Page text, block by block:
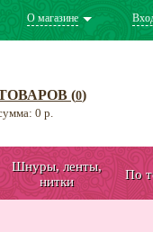
О магазине
(0)
0 р.
Шнуры, ленты,
нитки
По